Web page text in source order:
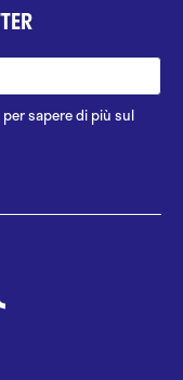
per sapere di più sul